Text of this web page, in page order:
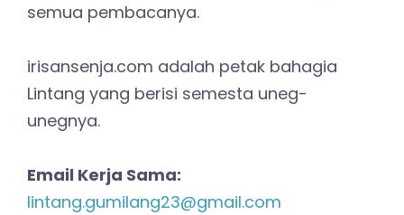
semua pembacanya.
irisansenja.com adalah petak bahagia
Lintang yang berisi semesta uneg-
unegnya.
Email Kerja Sama:
lintang.gumilang23@gmail.com